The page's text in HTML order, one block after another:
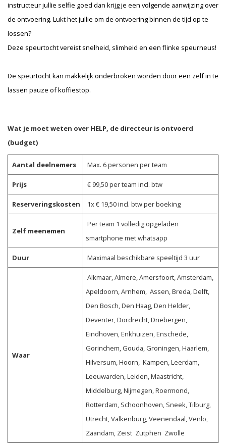
instructeur jullie selfie goed dan krijg je een volgende aanwijzing over
de ontvoering. Lukt het jullie om de ontvoering binnen de tijd op te
lossen?
Deze speurtocht vereist snelheid, slimheid en een flinke speurneus!
De speurtocht kan makkelijk onderbroken worden door een zelf in te
lassen pauze of koffiestop.
Wat je moet weten over HELP, de directeur is ontvoerd
(budget)
Aantal deelnemers Max. 6 personen per team
Prijs € 99,50 per team incl. btw
Reserveringskosten 1x € 19,50 incl. btw per boeking
Zelf meenemen
Per team 1 volledig opgeladen
smartphone met whatsapp
Duur Maximaal beschikbare speeltijd 3 uur
Waar
Alkmaar, Almere, Amersfoort, Amsterdam,
Apeldoorn, Arnhem, Assen, Breda, Delft,
Den Bosch, Den Haag, Den Helder,
Deventer, Dordrecht, Driebergen,
Eindhoven, Enkhuizen, Enschede,
Gorinchem, Gouda, Groningen, Haarlem,
Hilversum, Hoorn, Kampen, Leerdam,
Leeuwarden, Leiden, Maastricht,
Middelburg, Nijmegen, Roermond,
Rotterdam, Schoonhoven, Sneek, Tilburg,
Utrecht, Valkenburg, Veenendaal, Venlo,
Zaandam, Zeist Zutphen Zwolle